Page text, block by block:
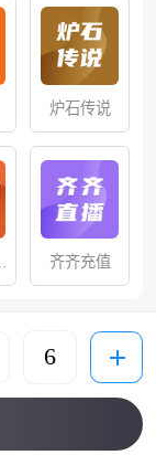
炉石传说
齐齐充值